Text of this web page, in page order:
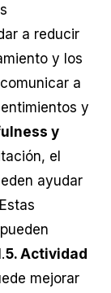
a reducir
y los
a
y
y
el
ayudar
5. Actividad
mejorar